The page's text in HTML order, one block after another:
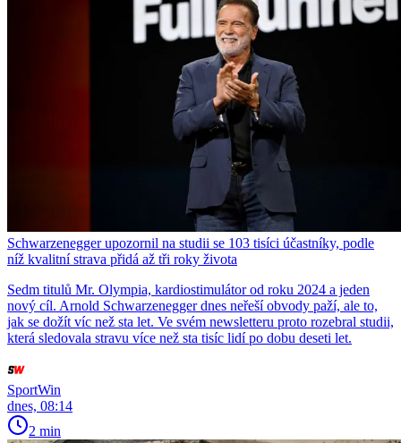
Schwarzenegger upozornil na studii se 103 tisíci účastníky, podle
níž kvalitní strava přidá až tři roky života
Sedm titulů Mr. Olympia, kardiostimulátor od roku 2024 a jeden
nový cíl. Arnold Schwarzenegger dnes neřeší obvody paží, ale to,
jak se dožít víc než sta let. Ve svém newsletteru proto rozebral studii,
která sledovala stravu více než sta tisíc lidí po dobu deseti let.
SportWin
dnes, 08:14
2 min